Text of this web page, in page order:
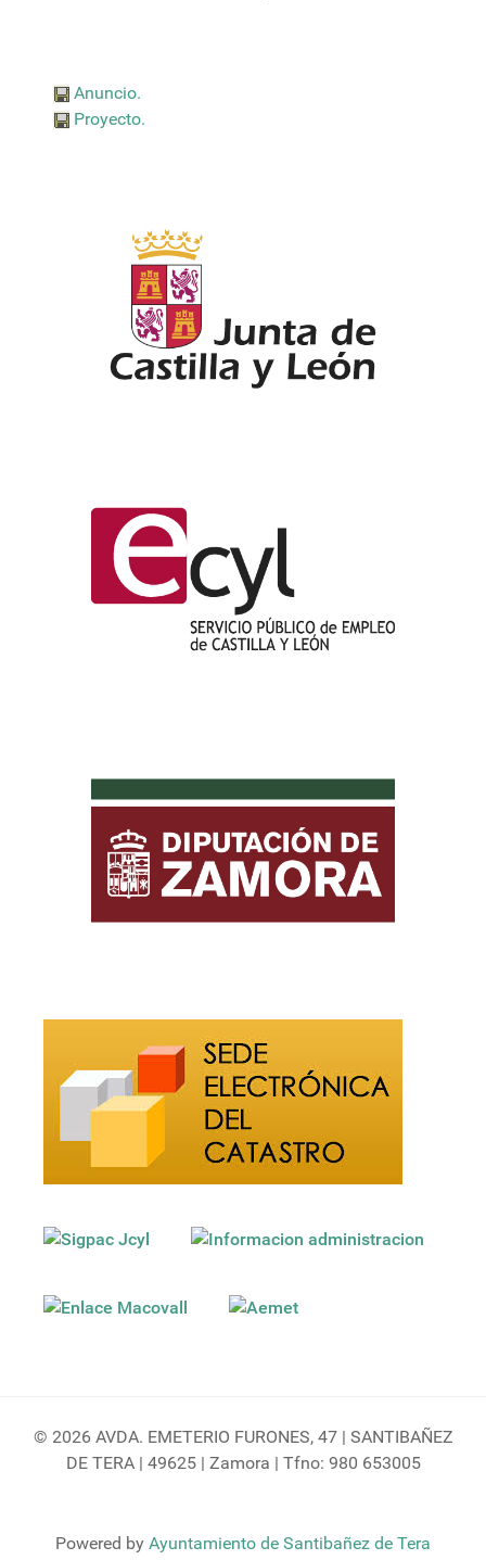
Anuncio.
Proyecto.
© 2026 AVDA. EMETERIO FURONES, 47 | SANTIBAÑEZ
DE TERA | 49625 | Zamora | Tfno: 980 653005
Powered by Ayuntamiento de Santibañez de Tera